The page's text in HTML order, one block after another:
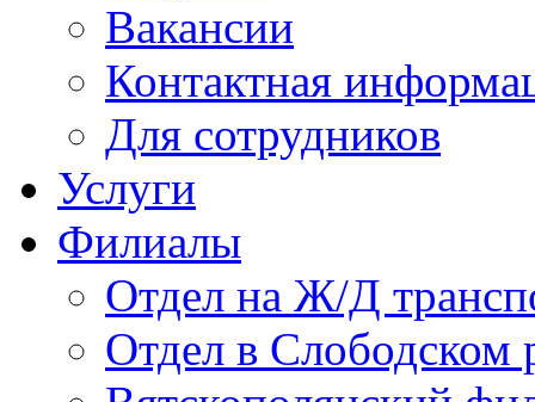
Вакансии
Контактная
Для сотрудников
Услуги
Филиалы
Отдел на Ж/Д
Отдел в Слободском